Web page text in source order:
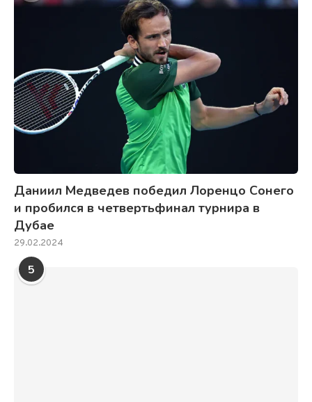
Даниил Медведев победил Лоренцо Сонего
и пробился в четвертьфинал турнира в
Дубае
29.02.2024
5